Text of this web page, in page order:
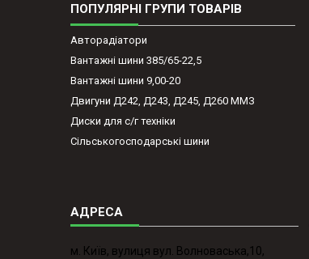
ПОПУЛЯРНІ ГРУПИ ТОВАРІВ
Авторадіатори
Вантажні шини 385/65-22,5
Вантажні шини 9,00-20
Двигуни Д242, Д243, Д245, Д260 ММЗ
Диски для с/г техніки
Сільськогосподарські шини
м. Київ, вулиця вул. Волноваська,10,